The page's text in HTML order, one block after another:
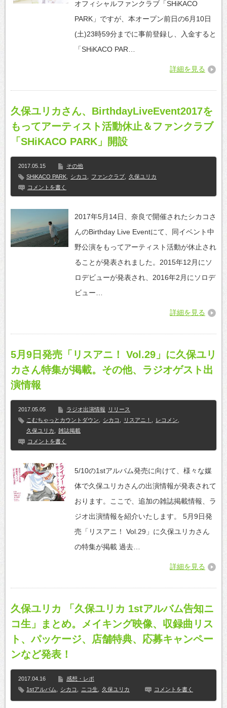
オフィシャルファンクラブ「SHiKACO
PARK」ですが、本オープン前日の6月10日
(土)23時59分までに事前登録し、入金すると
「SHiKACO PAR…
詳細を見る
久保ユリカさん、BirthdayLiveEvent2017を
もってアーティスト活動休止＆ファンクラブ
「SHiKACO PARK」開設
2017.05.15
その他
SHiKACO PARK
シカコ ファンクラブ
久保ユリカ
コメントを書く
2017年5月14日、奈良で開催されたシカコさ
んのBirthday Live Eventにて、同イベント中
野公演をもってアーティスト活動が休止され
ることが発表されました。2015年12月にソ
ロデビューが発表され、2016年2月にソロデ
ビュー…
詳細を見る
5月9日発売「リスアニ！ Vol.29」に久保ユリ
カさん特集が掲載。その他、ラジオゲスト出
演情報
2017.05.05 ラジオ出演情報
リリース
こむちゃっとカウントダウン
シカコ リスアニ！ レコメン
久保ユリカ
雑誌掲載
コメントを書く
5/10の1stアルバム発売に向けて、様々な媒
体で久保ユリカさんの出演情報が発表されて
おります。ここで、追加の雑誌掲載情報、ラ
ジオ出演情報を紹介いたします。 5月9日発
売「リスアニ！ Vol.29」に久保ユリカさん
の特集が掲載 過去…
詳細を見る
久保ユリカ 「久保ユリカ 1stアルバム告知ニ
コ生」まとめ。メイキング映像、収録曲リス
ト、パッケージ、店舗特典、応募キャンペー
ンなど発表！
2017.04.16
感想・レポ
1stアルバム
シカコ ニコ生 久保ユリカ コメントを書く